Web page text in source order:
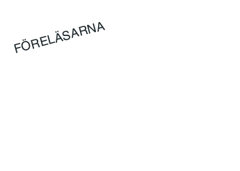
FÖRELÄSARNA